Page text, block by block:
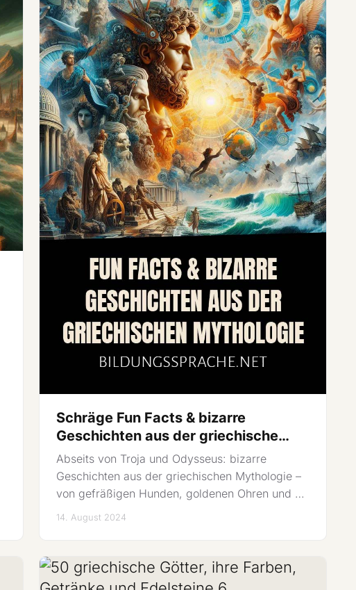
Schräge Fun Facts & bizarre
Geschichten aus der griechische…
Abseits von Troja und Odysseus: bizarre
Geschichten aus der griechischen Mythologie –
von gefräßigen Hunden, goldenen Ohren und …
14. August 2024